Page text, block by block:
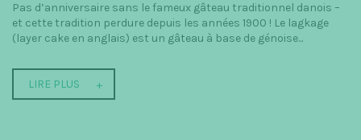
Pas d’anniversaire sans le fameux gâteau traditionnel danois –
et cette tradition perdure depuis les années 1900 ! Le lagkage
(layer cake en anglais) est un gâteau à base de génoise...
LIRE PLUS